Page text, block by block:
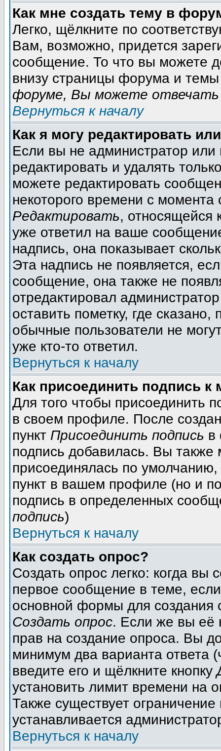
Как мне создать тему в
Легко, щёлкните по
Вам, возможно, придется
сообщение. То что вы можете
внизу страницы форума и
форуме, Вы можете отвечать
Вернуться к началу
Как я могу редактировать
Если вы не администратор
редактировать и удалять
можете редактировать
некоторого времени с момента
Редактировать, относящейся
уже ответил на ваше
надпись, она показывает
Эта надпись не появляется,
сообщение, она также не
отредактировал
оставить пометку, где
обычные пользователи не
уже кто-то ответил.
Вернуться к началу
Как присоединить подпись
Для того чтобы присоединить
в своем профиле. После
пункт Присоединить подпись в
подпись добавилась. Вы также
присоединялась по
пункт в вашем профиле (но и
подпись в определенных
подпись)
Вернуться к началу
Как создать опрос?
Создать опрос легко: когда вы
первое сообщение в теме,
основной формы для
Создать опрос. Если же вы её
прав на создание опроса. Вы
минимум два варианта ответа
введите его и щёлкните кнопку
установить лимит времени на
Также существует
устанавливается
Вернуться к началу